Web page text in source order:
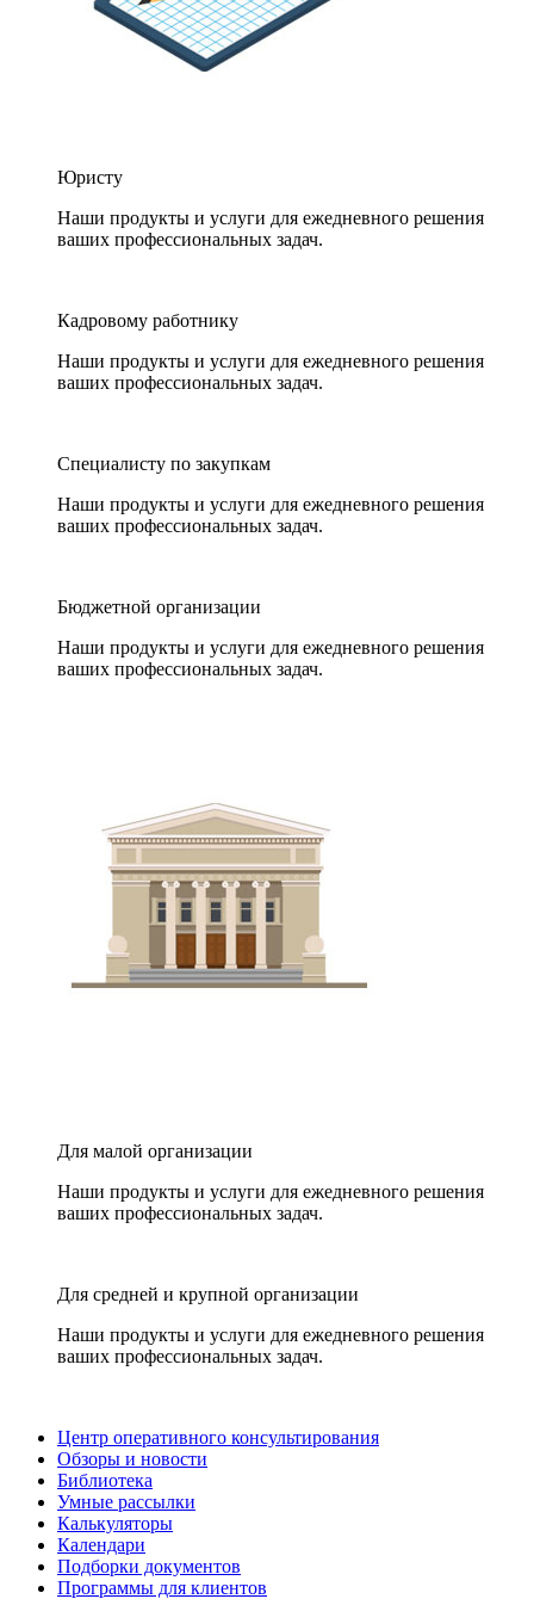
Юристу
Наши продукты и услуги для ежедневного решения
ваших профессиональных задач.
Кадровому работнику
Наши продукты и услуги для ежедневного решения
ваших профессиональных задач.
Специалисту по закупкам
Наши продукты и услуги для ежедневного решения
ваших профессиональных задач.
Бюджетной организации
Наши продукты и услуги для ежедневного решения
ваших профессиональных задач.
Для малой организации
Наши продукты и услуги для ежедневного решения
ваших профессиональных задач.
Для средней и крупной организации
Наши продукты и услуги для ежедневного решения
ваших профессиональных задач.
Центр оперативного консультирования
Обзоры и новости
Библиотека
Умные рассылки
Калькуляторы
Календари
Подборки документов
Программы для клиентов